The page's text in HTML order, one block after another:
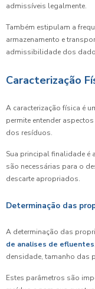
admissíveis legalmente.
Também estipulam a
armazenamento e
admissibilidade dos
Caracterização
A caracterização física é
permite entender
dos resíduos.
Sua principal finalidade é
são necessárias para o
descarte apropriados.
Determinação das
A determinação das
de analises de efluentes
densidade, tamanho das
Estes parâmetros são